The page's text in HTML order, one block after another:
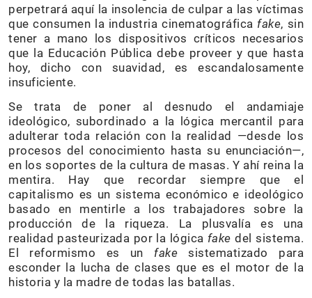
perpetrará aquí la insolencia de culpar a las víctimas
que consumen la industria cinematográfica fake, sin
tener a mano los dispositivos críticos necesarios
que la Educación Pública debe proveer y que hasta
hoy, dicho con suavidad, es escandalosamente
insuficiente.
Se trata de poner al desnudo el andamiaje
ideológico, subordinado a la lógica mercantil para
adulterar toda relación con la realidad —desde los
procesos del conocimiento hasta su enunciación—,
en los soportes de la cultura de masas. Y ahí reina la
mentira. Hay que recordar siempre que el
capitalismo es un sistema económico e ideológico
basado en mentirle a los trabajadores sobre la
producción de la riqueza. La plusvalía es una
realidad pasteurizada por la lógica fake del sistema.
El reformismo es un fake sistematizado para
esconder la lucha de clases que es el motor de la
historia y la madre de todas las batallas.